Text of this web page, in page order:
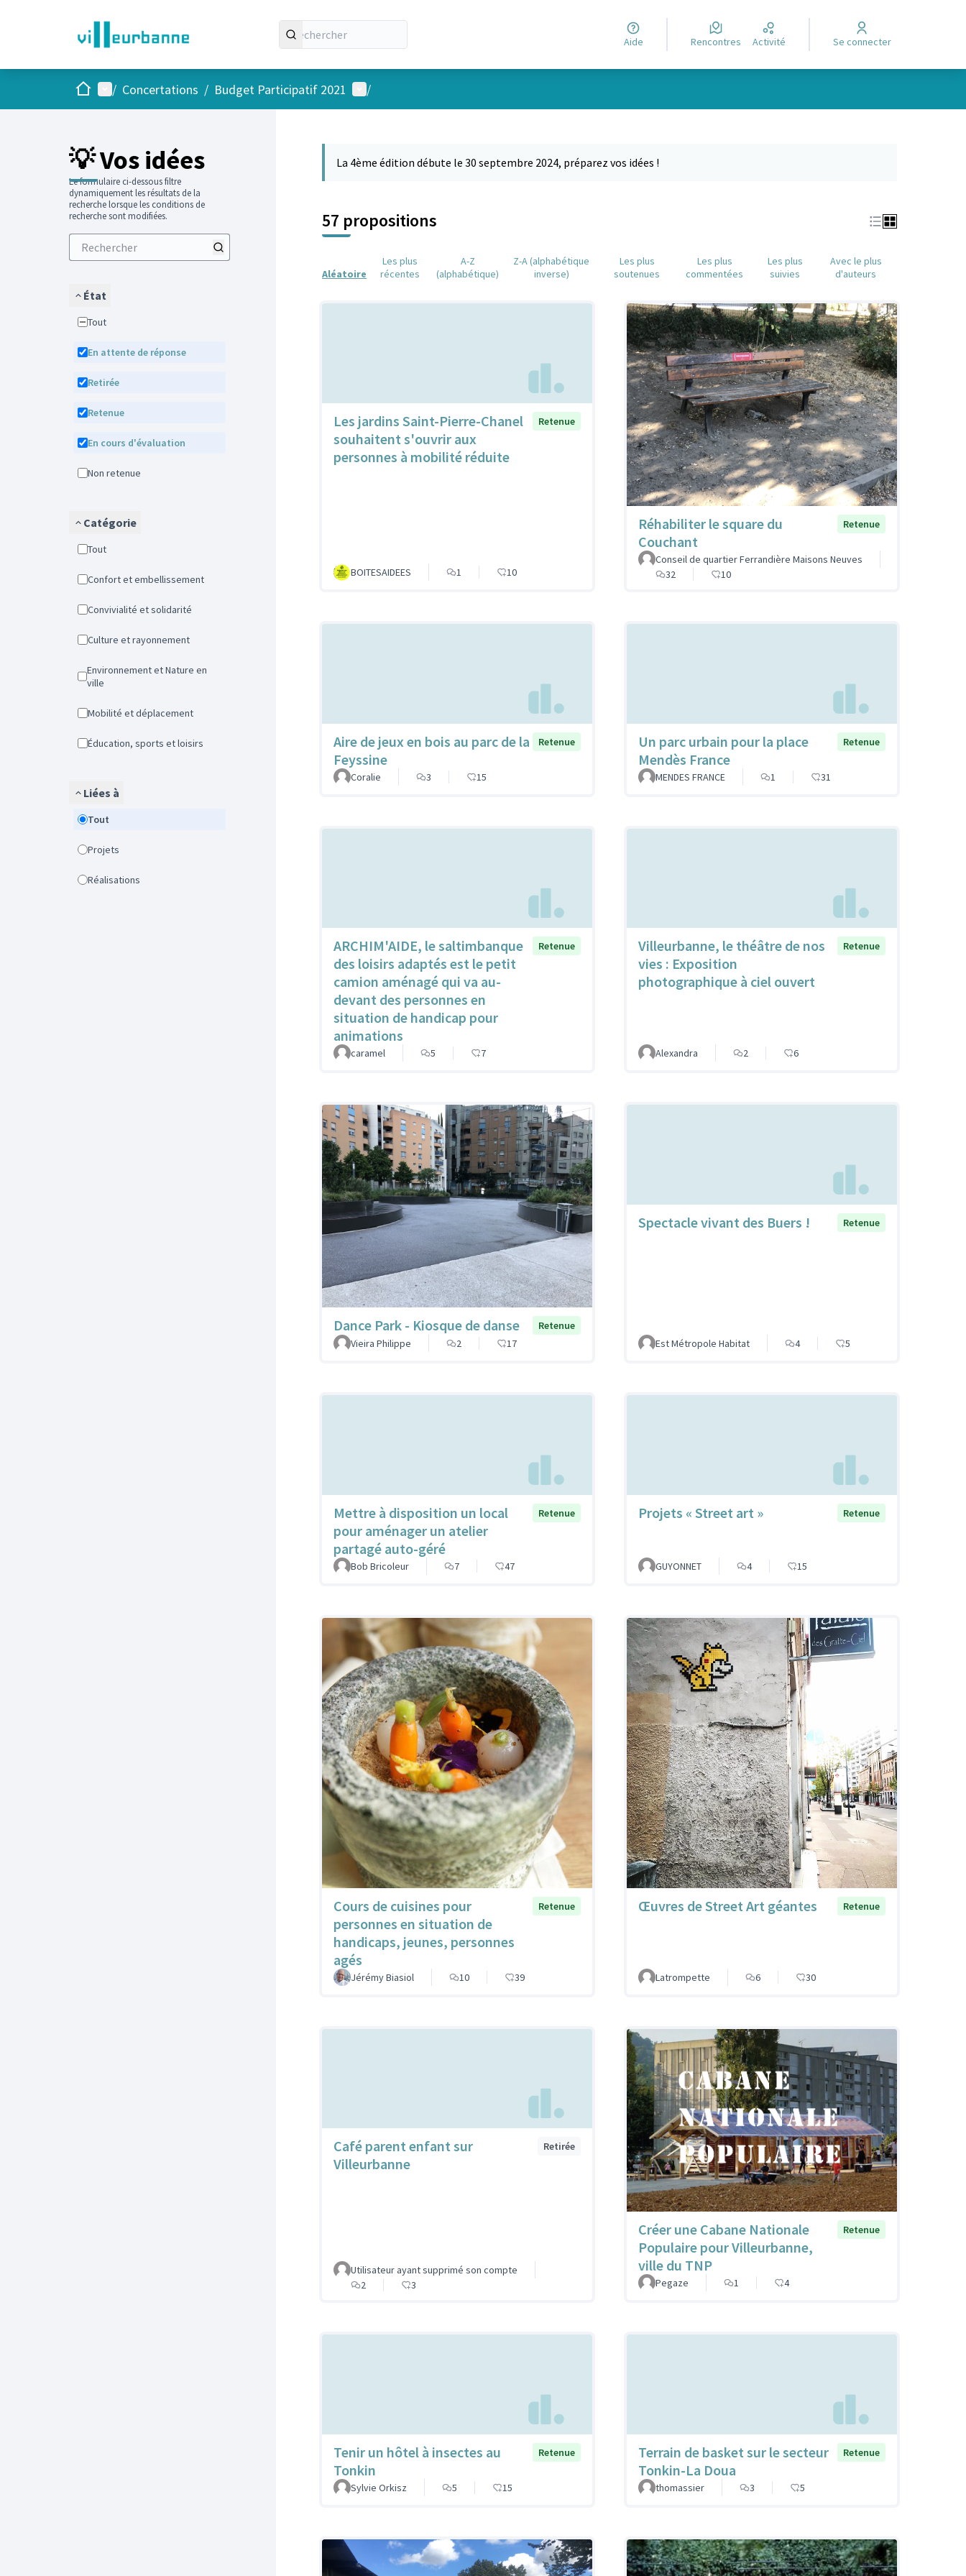
Aide Rencontres Activité Se connecter
AccueilMenu principal
/ Concertations / Budget Participatif 2021 Menu utilisateur
/
💡 Vos idées
Le formulaire ci-dessous filtre
dynamiquement les résultats de la
recherche lorsque les conditions de
recherche sont modifiées.
État
Tout
En attente de réponse
Retirée
Retenue
En cours d'évaluation
Non retenue
Catégorie
Tout
Confort et embellissement
Convivialité et solidarité
Culture et rayonnement
Environnement et Nature en
ville
Mobilité et déplacement
Éducation, sports et loisirs
Liées à
Tout
Projets
Réalisations
La 4ème édition débute le 30 septembre 2024, préparez vos idées !
57 propositions
Aléatoire
Les plus
récentes
A-Z
(alphabétique)
Z-A (alphabétique
inverse)
Les plus
soutenues
Les plus
commentées
Les plus
suivies
Avec le plus
d'auteurs
Les jardins Saint-Pierre-Chanel
souhaitent s'ouvrir aux
personnes à mobilité réduite
Retenue
BOITESAIDEES 1 10
Réhabiliter le square du
Couchant
Retenue
Conseil de quartier Ferrandière Maisons Neuves
32
10
Aire de jeux en bois au parc de la
Feyssine
Retenue
Coralie 3 15
Un parc urbain pour la place
Mendès France
Retenue
MENDES FRANCE 1 31
ARCHIM'AIDE, le saltimbanque
des loisirs adaptés est le petit
camion aménagé qui va au-
devant des personnes en
situation de handicap pour
animations
Retenue
caramel 5 7
Villeurbanne, le théâtre de nos
vies : Exposition
photographique à ciel ouvert
Retenue
Alexandra 2 6
Dance Park - Kiosque de danse
Retenue
Vieira Philippe
2 17
Spectacle vivant des Buers ! Retenue
Est Métropole Habitat 4 5
Mettre à disposition un local
pour aménager un atelier
partagé auto-géré
Retenue
Bob Bricoleur 7 47
Projets « Street art » Retenue
GUYONNET 4 15
Cours de cuisines pour
personnes en situation de
handicaps, jeunes, personnes
agés
Retenue
Jérémy Biasiol 10 39
Œuvres de Street Art géantes Retenue
Latrompette 6 30
Café parent enfant sur
Villeurbanne
Retirée
Utilisateur ayant supprimé son compte
2
3
Créer une Cabane Nationale
Populaire pour Villeurbanne,
ville du TNP
Retenue
Pegaze 1 4
Tenir un hôtel à insectes au
Tonkin
Retenue
Sylvie Orkisz 5 15
Terrain de basket sur le secteur
Tonkin-La Doua
Retenue
thomassier 3 5